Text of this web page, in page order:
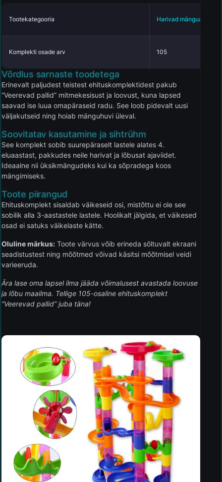
Tootekategooria Harivad mänguasjad
Komplekti osade arv 105
Võrdlus sarnaste toodetega
Erinevalt paljudest teistest ehituskomplektidest pakub
“Veerevad pallid” mitmekesisust ja loovust, kuna lapsed
saavad ise luua omapäraseid radu. See loob pidevalt uusi
väljakutseid ning hoiab mänguhuvi üleval.
Soovitatav kasutamine ja sihtrühm
See komplekt sobib suurepäraselt lastele alates 4.
eluaastast, pakkudes neile harivat ja lõbusat ajaviidet.
Ideaalne nii üksikmängudeks kui ka sõpradega koos
mängimiseks.
Toote piirangud
Ehituskomplekt sisaldab väikeseid osi, mistõttu ei ole see
sobilik alla 3-aastastele lastele. Hoolikalt jälgida, et väikesed
osad ei satuks väikelaste kätte.
Oluline märkus: Toote värvus võib erineda sõltuvalt ekraani
seadistustest ning mõõtmed võivad käsitsi mõõtmisel veidi
varieeruda.
Ära lase oma lapsel ilma jääda võimalusest avastada loovuse
ja lõbu maailma. Tellige 105-osaline ehituskomplekt
“Veerevad pallid” juba täna!